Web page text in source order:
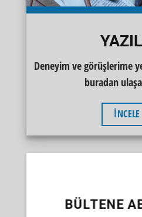
Deneyim ve görüşlerime
buradan
İNCELE
BÜLTENE